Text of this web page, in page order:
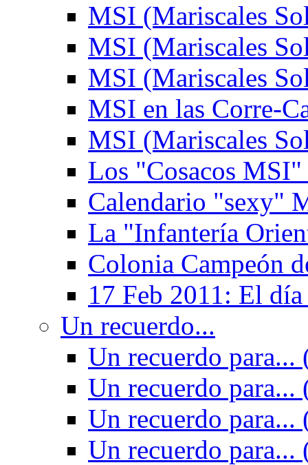
MSI (Mariscales
MSI (Mariscales
MSI (Mariscales
MSI en las Corre-
MSI (Mariscales
Los "Cosacos
Calendario "sexy"
La "Infantería
Colonia Campeón
17 Feb 2011: El
Un recuerdo...
Un recuerdo para...
Un recuerdo para...
Un recuerdo para...
Un recuerdo para...